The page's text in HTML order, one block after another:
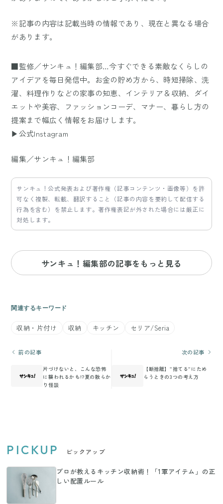
※記事の内容は記載当時の情報であり、現在と異なる場合
があります。
■監修／サンキュ！編集部…今すぐできる素敵なくらしの
アイデアを毎日発信中。お金の貯め方から、時短掃除、洗
濯、料理作りなどの家事の知恵、インテリア＆収納、ダイ
エットや美容、ファッションコーデ、マナー、暮らし方の
提案まで幅広く情報をお届けします。
▶公式Instagram
編集／サンキュ！編集部
サンキュ！公式発表および著作権（記事コンテンツ・画像等）を許
可なく複製、転載、翻訳すること（記事の内容を要約して配信する
行為を含む）を禁止します。著作権表記が外された場合には厳正に
対処します。
サンキュ！編集部の記事をもっと見る
関連するキーワード
収納・片付け 収納 キッチン セリア/Seria
前の記事
片づけないと、こんな恐怖
に襲われるかも!?夏の散らか
り怪談
次の記事
【断捨離】”捨てる”にため
らうときの3つの考え方
PICKUP ピックアップ
プロが教えるキッチン収納術！「1軍アイテム」の正
しい配置ルール